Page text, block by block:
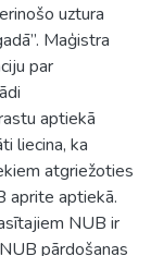
uztura
Maģistra
par
aptiekā
liecina, ka
atgriežoties
aprite aptiekā.
NUB ir
pārdošanas